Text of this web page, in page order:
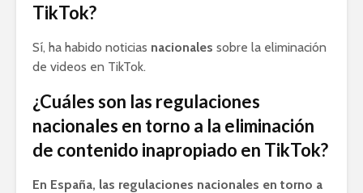
TikTok?
Sí, ha habido noticias nacionales sobre la eliminación
de videos en TikTok.
¿Cuáles son las regulaciones
nacionales en torno a la eliminación
de contenido inapropiado en TikTok?
En España, las regulaciones nacionales en torno a